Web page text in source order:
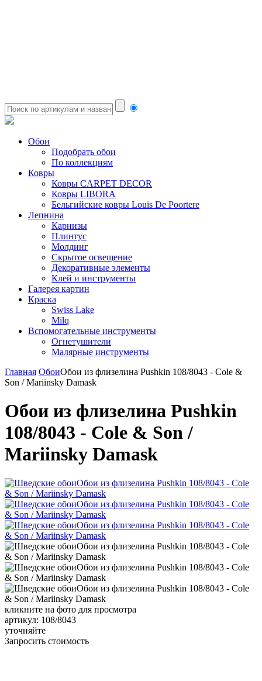
Обои
Подобрать обои
По коллекциям
Ковры
Ковры CARPET DECOR
Ковры LIBORA
Бельгийские ковры Louis De Poortere
Лепнина
Карнизы
Плинтус
Молдинг
Скрытое освещение
Декоративные элементы
Клей и инструменты
Галерея картин
Краска
Swiss Lake
Milq
Вспомогательные инструменты
Огнетушители
Малярные инструменты
Главная ОбоиОбои из флизелина Pushkin 108/8043 - Cole &
Son / Mariinsky Damask
Обои из флизелина Pushkin
108/8043 - Cole & Son /
Mariinsky Damask
кликните на фото для просмотра
артикул: 108/8043
уточняйте
Запросить стоимость